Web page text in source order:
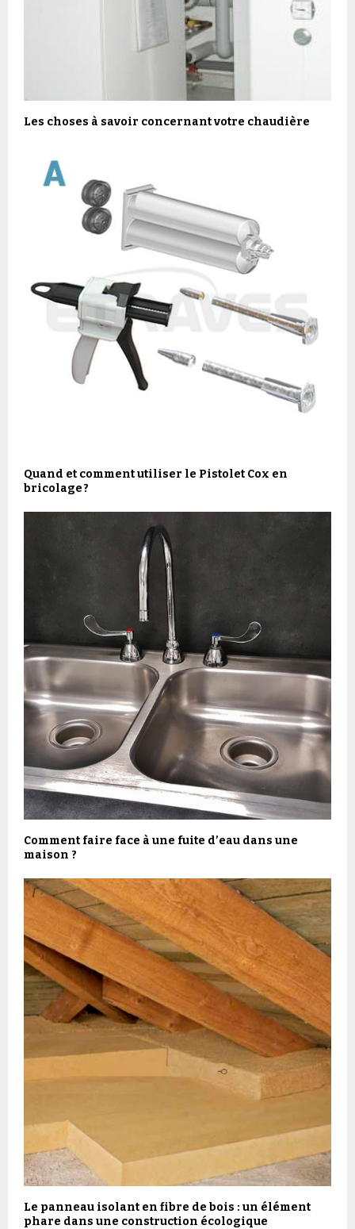
Les choses à savoir concernant votre chaudière
Quand et comment utiliser le Pistolet Cox en
bricolage ?
Comment faire face à une fuite d’eau dans une
maison ?
Le panneau isolant en fibre de bois : un élément
phare dans une construction écologique